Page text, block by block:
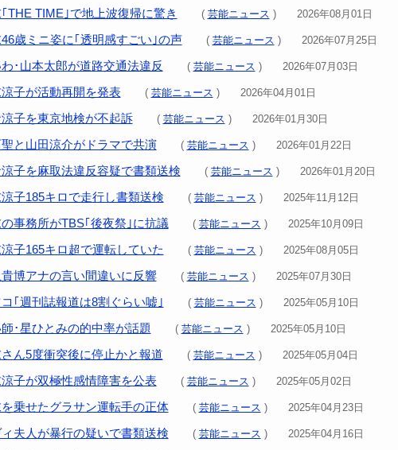
THE TIME｣で地上波復帰に驚き ( 芸能ニュース ) 2026年08月01日
歳ミニ姿に｢透明感すごい｣の声 ( 芸能ニュース ) 2026年07月25日
･山本太郎が道路交通法違反 ( 芸能ニュース ) 2026年07月03日
子が活動再開を発表 ( 芸能ニュース ) 2026年04月01日
子を東京地検が不起訴 ( 芸能ニュース ) 2026年01月30日
と山田涼介がドラマで共演 ( 芸能ニュース ) 2026年01月22日
子を麻取法違反容疑で書類送検 ( 芸能ニュース ) 2026年01月20日
子185キロで走行し書類送検 ( 芸能ニュース ) 2025年11月12日
事務所がTBS｢後夜祭｣に抗議 ( 芸能ニュース ) 2025年10月09日
子165キロ超で運転していた ( 芸能ニュース ) 2025年08月05日
博アナの言い間違いに反響 ( 芸能ニュース ) 2025年07月30日
｢週刊誌報道は8割ぐらい嘘｣ ( 芸能ニュース ) 2025年05月10日
･星ひとみの的中率が話題 ( 芸能ニュース ) 2025年05月10日
ん5度衝突後に停止かと報道 ( 芸能ニュース ) 2025年05月04日
子が双極性感情障害を公表 ( 芸能ニュース ) 2025年05月02日
乗せたグラサン運転手の正体 ( 芸能ニュース ) 2025年04月23日
夫人が暴行の疑いで書類送検 ( 芸能ニュース ) 2025年04月16日